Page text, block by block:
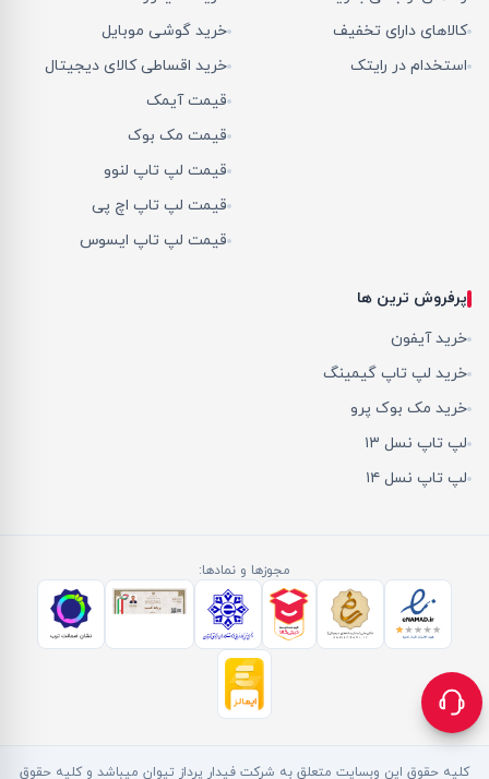
کالاهای دارای تخفیف
استخدام در رایتک
خرید گوشی موبایل
خرید اقساطی کالای دیجیتال
قیمت آیمک
قیمت مک بوک
قیمت لپ تاپ لنوو
قیمت لپ تاپ اچ پی
قیمت لپ تاپ ایسوس
پرفروش ترین ها
خرید آیفون
خرید لپ تاپ گیمینگ
خرید مک بوک پرو
لپ تاپ نسل ۱۳
لپ تاپ نسل ۱۴
مجوزها و نمادها:
کلیه حقوق این وبسایت متعلق به شرکت فیدار پرداز تیوان میباشد و کلیه حقوق